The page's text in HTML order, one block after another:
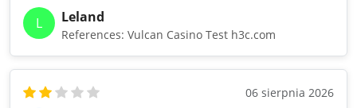
L Leland
References: Vulcan Casino Test h3c.com
06 sierpnia 2026